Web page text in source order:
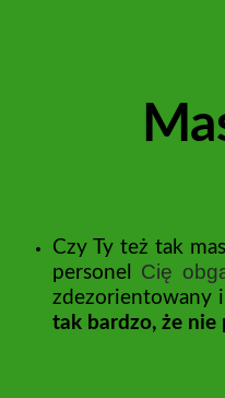
Czy Ty też tak
personel Cię
zdezorientowany i
tak bardzo, że nie